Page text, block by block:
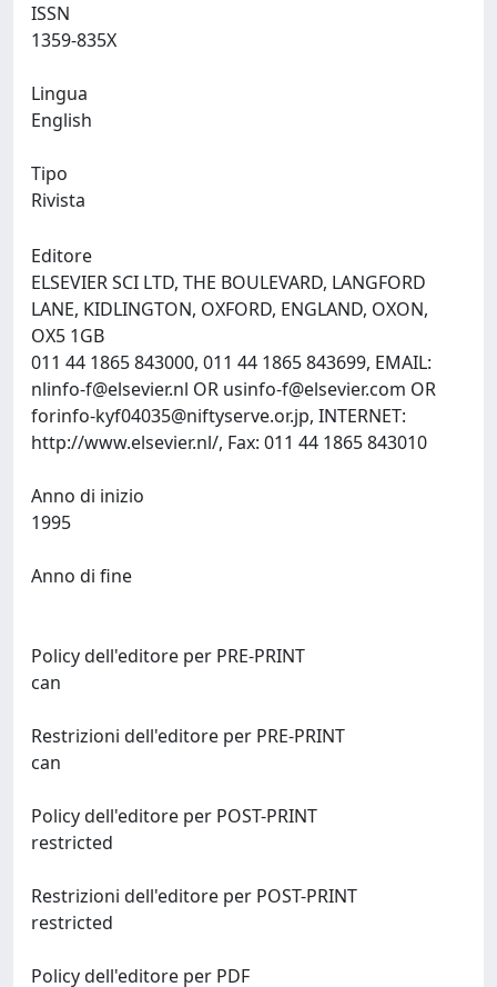
ISSN
Lingua
Tipo
Rivista
Editore
ELSEVIER SCI LTD, THE BOULEVARD, LANGFORD
LANE, KIDLINGTON, OXFORD, ENGLAND, OXON,
OX5 1GB
011 44 1865 843000, 011 44 1865 843699, EMAIL:
nlinfo-f@elsevier.nl OR usinfo-f@elsevier.com OR
forinfo-kyf04035@niftyserve.or.jp, INTERNET:
Anno di inizio
Anno di fine
Policy dell'editore per PRE-PRINT
Restrizioni dell'editore per PRE-PRINT
Policy dell'editore per POST-PRINT
Restrizioni dell'editore per POST-PRINT
Policy dell'editore per PDF